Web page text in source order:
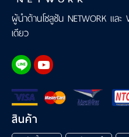
ผู้นำด้านโซลูชัน NETWORK แล
เดียว
สินค้า